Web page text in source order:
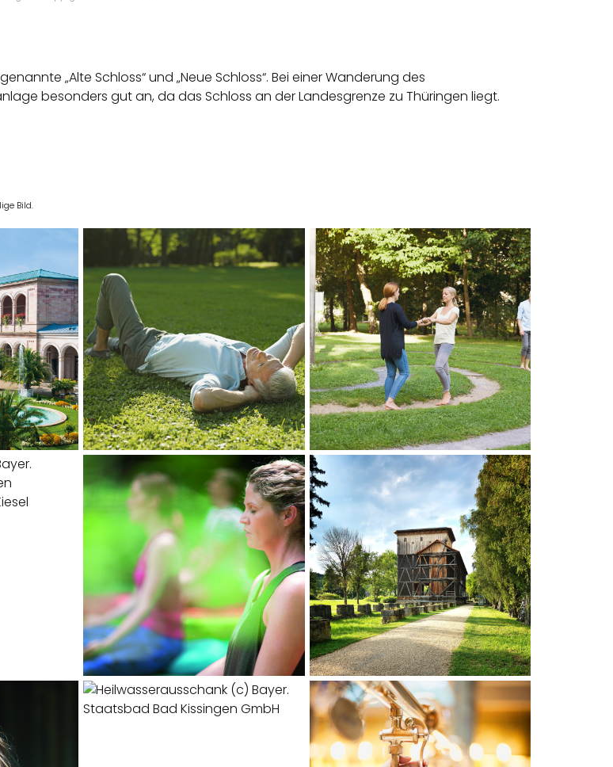
„Alte Schloss“ und „Neue Schloss“. Bei einer Wanderung des
besonders gut an, da das Schloss an der Landesgrenze zu Thüringen liegt.
Bild.